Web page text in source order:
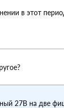
в этот
27В на две